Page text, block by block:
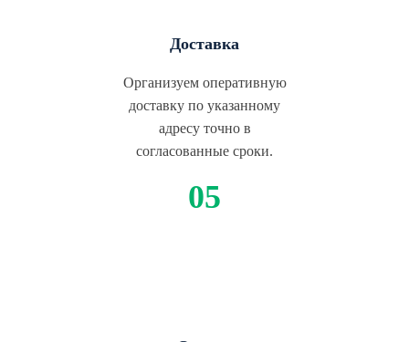
Доставка
Организуем оперативную
доставку по указанному
адресу точно в
согласованные сроки.